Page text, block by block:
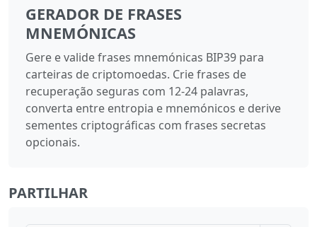
GERADOR DE FRASES
MNEMÓNICAS
Gere e valide frases mnemónicas BIP39 para
carteiras de criptomoedas. Crie frases de
recuperação seguras com 12-24 palavras,
converta entre entropia e mnemónicos e derive
sementes criptográficas com frases secretas
opcionais.
PARTILHAR